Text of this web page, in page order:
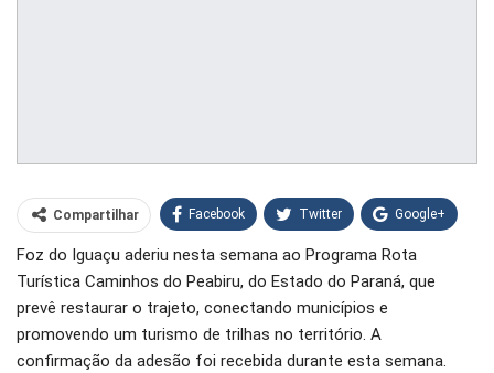
Compartilhar Facebook Twitter Google+
WhatsApp Pinterest
Foz do Iguaçu aderiu nesta semana ao Programa Rota
Turística Caminhos do Peabiru, do Estado do Paraná, que
prevê restaurar o trajeto, conectando municípios e
promovendo um turismo de trilhas no território. A
confirmação da adesão foi recebida durante esta semana.